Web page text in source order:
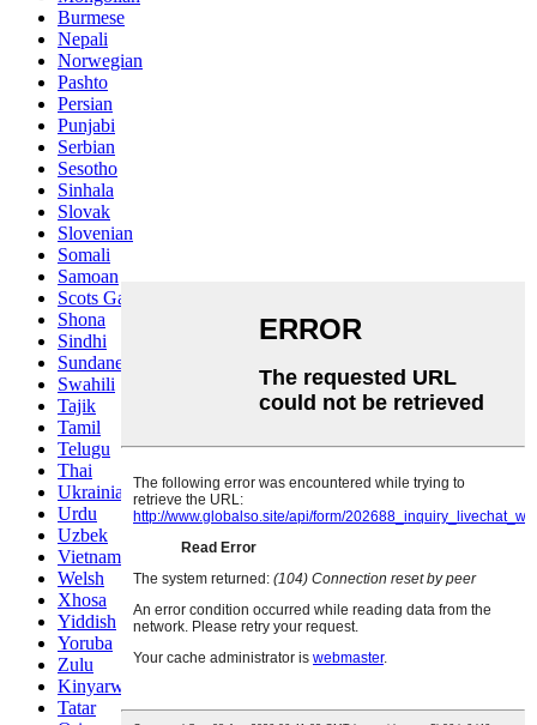
Burmese
Nepali
Norwegian
Pashto
Persian
Punjabi
Serbian
Sesotho
Sinhala
Slovak
Slovenian
Somali
Samoan
Scots Gaelic
Shona
Sindhi
Sundanese
Swahili
Tajik
Tamil
Telugu
Thai
Ukrainian
Urdu
Uzbek
Vietnamese
Welsh
Xhosa
Yiddish
Yoruba
Zulu
Kinyarwanda
Tatar